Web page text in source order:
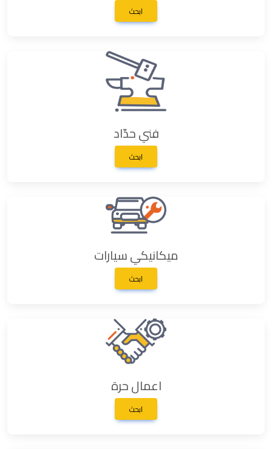
ابحث
فني حدّاد
ابحث
ميكانيكي سيارات
ابحث
اعمال حرة
ابحث